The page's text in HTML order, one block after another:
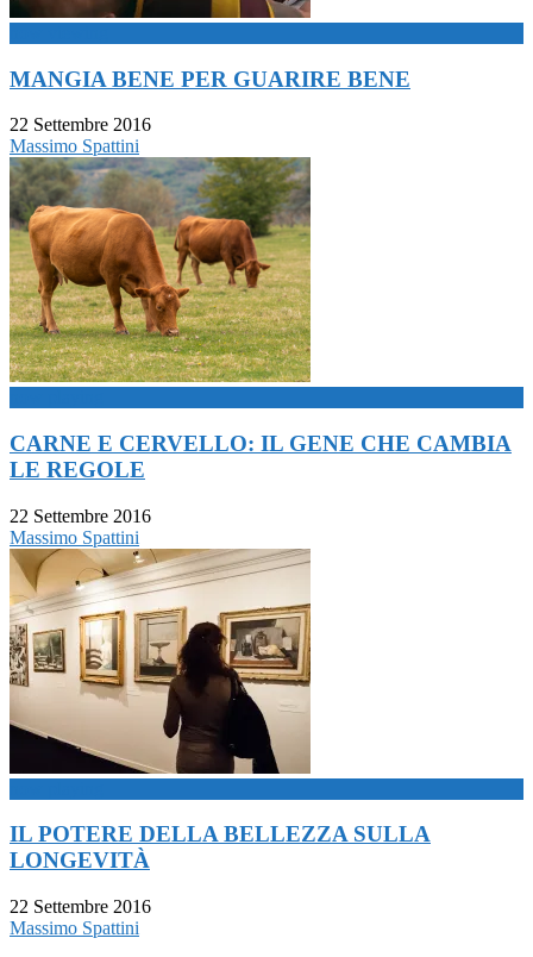
MANGIA BENE PER GUARIRE BENE
22 Settembre 2016
Massimo Spattini
CARNE E CERVELLO: IL GENE CHE CAMBIA
LE REGOLE
22 Settembre 2016
Massimo Spattini
IL POTERE DELLA BELLEZZA SULLA
LONGEVITÀ
22 Settembre 2016
Massimo Spattini